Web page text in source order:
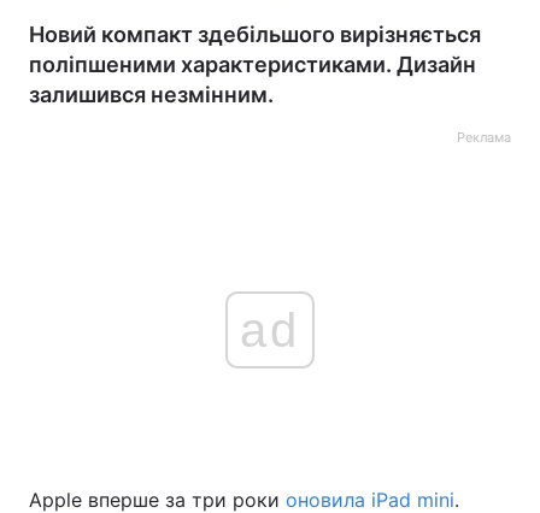
Новий компакт здебільшого вирізняється
поліпшеними характеристиками. Дизайн
залишився незмінним.
Реклама
ad
Apple вперше за три роки оновила iPad mini.